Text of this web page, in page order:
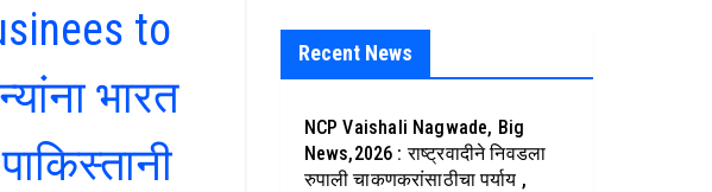
to
भारत
Recent News
NCP Vaishali Nagwade, Big
News,2026 : राष्ट्रवादीने निवडला
रुपाली चाकणकरांसाठीचा पर्याय ,